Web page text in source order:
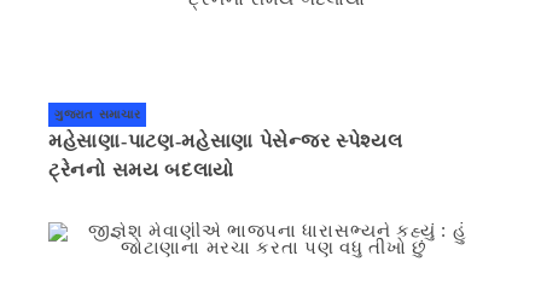
ગુજરાત સમાચાર
મહેસાણા-પાટણ-મહેસાણા પેસેન્જર સ્પેશ્યલ
ટ્રેનનો સમય બદલાયો